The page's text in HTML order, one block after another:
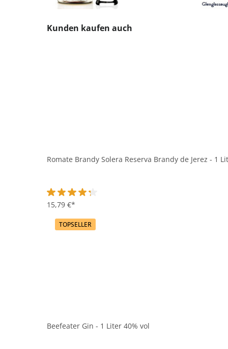
Produktgalerie überspringen
Kunden kaufen auch
Romate Brandy Solera Reserva Brandy de Jerez - 1
Durchschnittliche Bewertung von 4.2 von 5 Sternen
15,79 €*
TOPSELLER
Beefeater Gin - 1 Liter 40% vol